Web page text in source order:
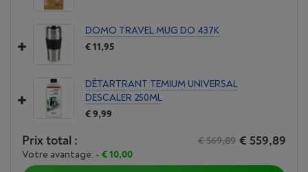
DOMO TRAVEL MUG DO 437K
€ 11,95
DÉTARTRANT TEMIUM UNIVERSAL
DESCALER 250ML
€ 9,99
Prix total : € 569,89 € 559,89
Votre avantage: - € 10,00